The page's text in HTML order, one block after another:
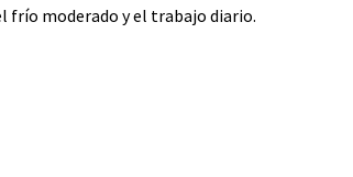
frío moderado y el trabajo diario.